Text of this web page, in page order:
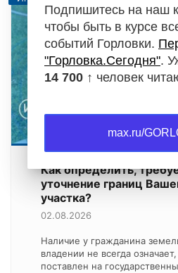
Как определить,
уточнение границ
участка?
02.08.2026
Наличие у гражданина
владении не всегда
поставлен на
Подпишитесь на наш
чтобы быть в курсе
событий Горловки.
"Горловка.Сегодня".
14 700 ↑ человек
max.ru/